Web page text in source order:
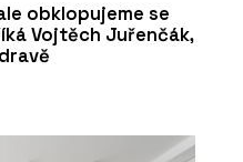
obklopujeme se
Vojtěch Juřenčák,